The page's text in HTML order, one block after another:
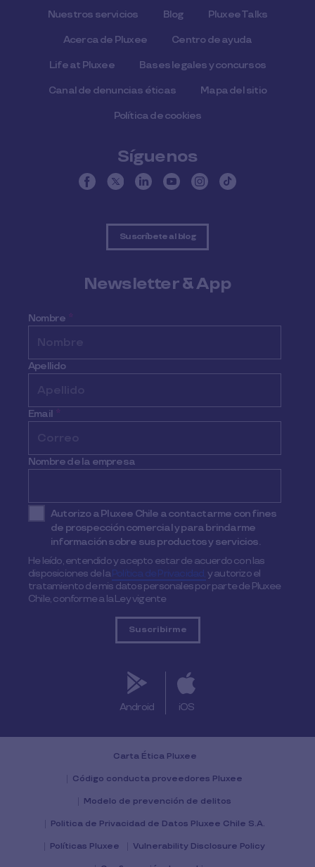
Nuestros servicios Blog Pluxee Talks
Acerca de Pluxee Centro de ayuda
Life at Pluxee Bases legales y concursos
Canal de denuncias éticas Mapa del sitio
Política de cookies
Síguenos
Suscríbete al blog
Newsletter & App
Nombre *
Apellido
Email *
Nombre de la empresa
Autorizo a Pluxee Chile a contactarme con fines
de prospección comercial y para brindarme
información sobre sus productos y servicios.
He leído, entendido y acepto estar de acuerdo con las
disposiciones de laPolítica de Privacidad,y autorizo el
tratamiento de mis datos personales por parte de Pluxee
Chile, conforme a la Ley vigente
Android iOS
Carta Ética Pluxee
Código conducta proveedores Pluxee
Modelo de prevención de delitos
Politica de Privacidad de Datos Pluxee Chile S.A.
Políticas Pluxee Vulnerability Disclosure Policy